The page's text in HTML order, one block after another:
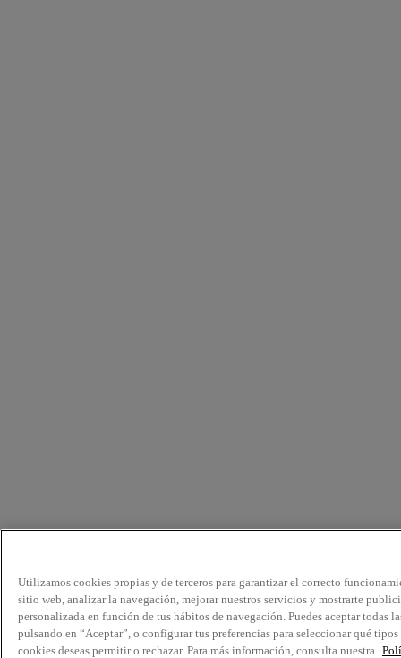
Utilizamos cookies propias y de terceros para garantizar el correcto
sitio web, analizar la navegación, mejorar nuestros servicios y mostrarte
personalizada en función de tus hábitos de navegación. Puedes aceptar todas
pulsando en “Aceptar”, o configurar tus preferencias para seleccionar qué tipos
cookies deseas permitir o rechazar. Para más información, consulta nuestra